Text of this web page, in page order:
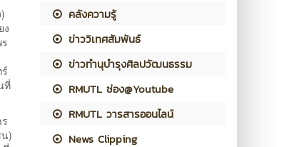
ง
ที่
)
คลังความรู้
ข่าววิเทศสัมพันธ์
ข่าวทำนุบำรุงศิลปวัฒนธรรม
RMUTL ช่อง@Youtube
RMUTL วารสารออนไลน์
News Clipping